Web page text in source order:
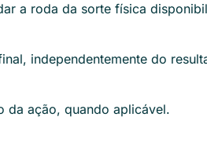
a roda da sorte física
independentemente do
da ação, quando aplicável.